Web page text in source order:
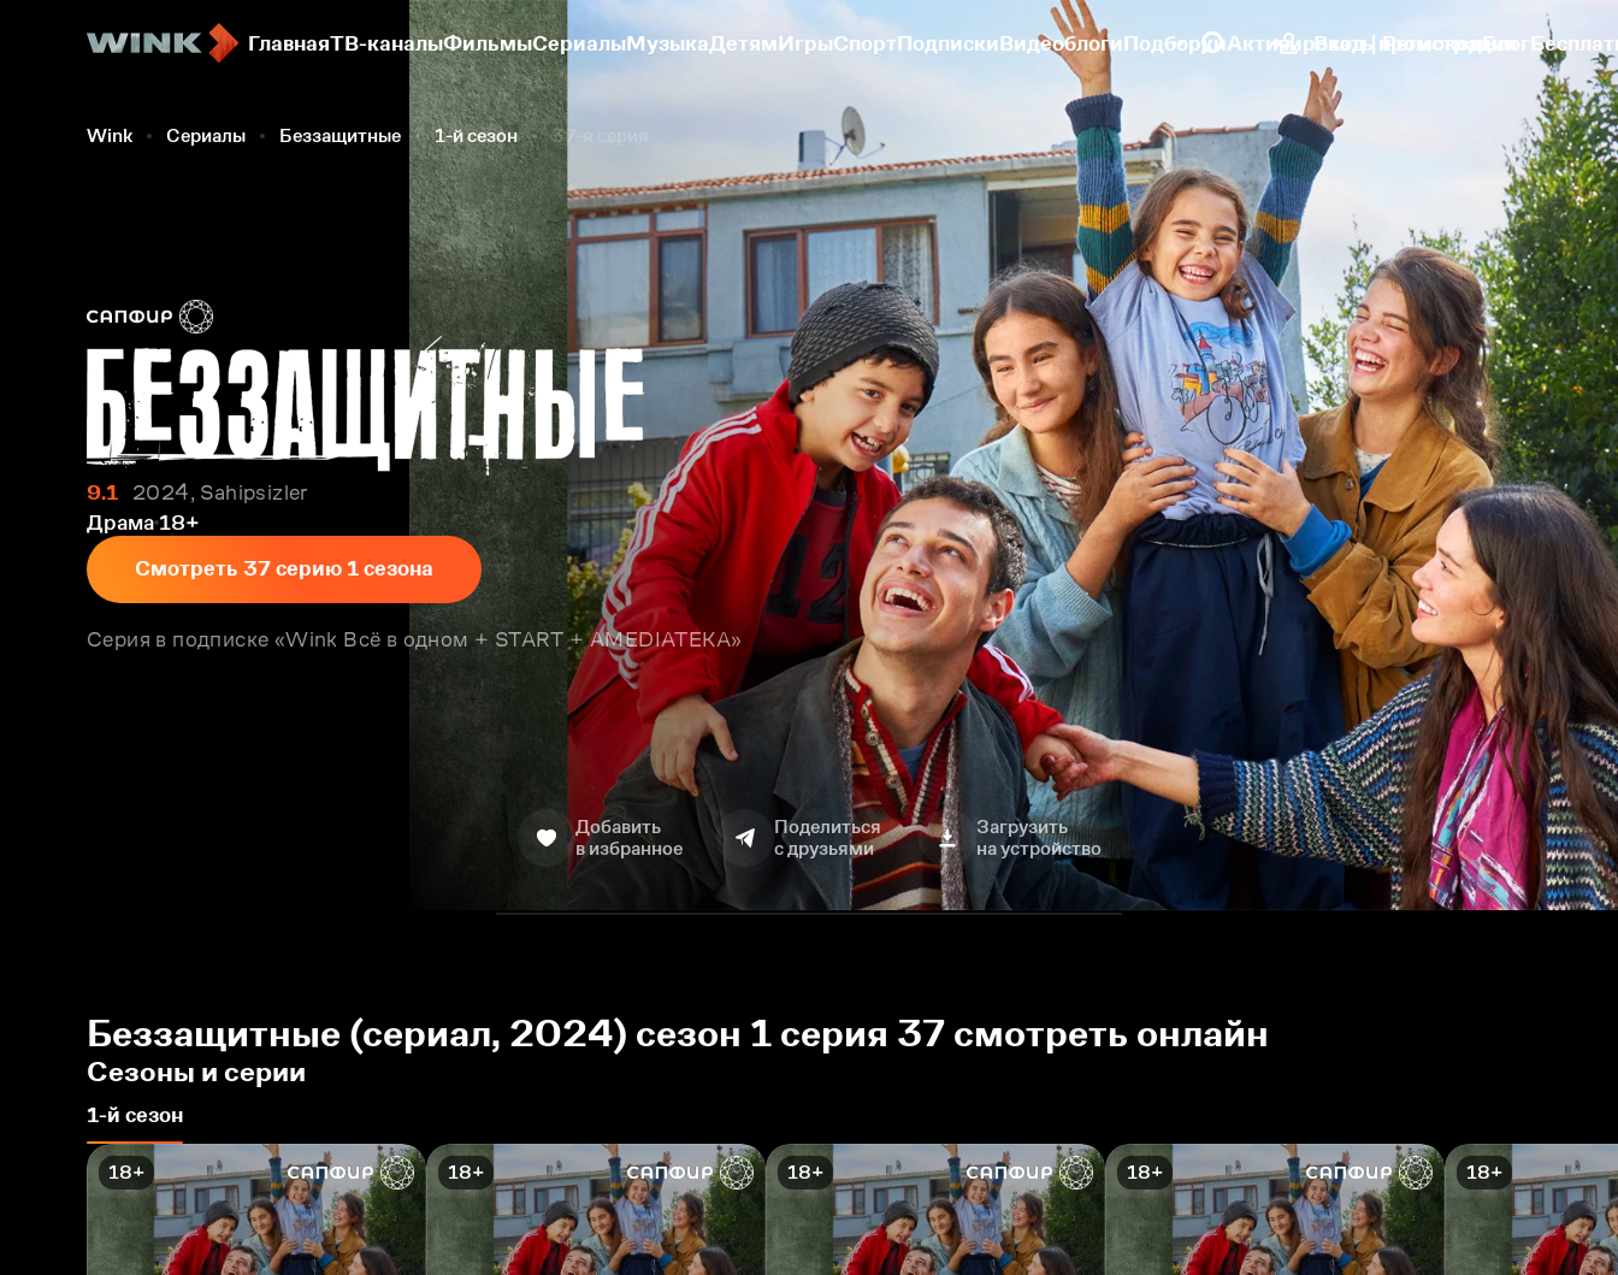
ГлавнаяТВ-каналыФильмыСериалыМузыкаДетямИгрыСпортПодпискиВидеоблогиПодборкиАктивировать промокодБлог
Вход | Регистрация
Wink Сериалы Беззащитные 1-й сезон 37-я серия
9.1
2024, Sahipsizler
Драма 18+
Смотреть 37 серию 1 сезона
Серия в подписке «Wink Всё в одном + START + AMEDIATEKA»
Добавить
в избранное
Поделиться
с друзьями
Загрузить
на устройство
Беззащитные (сериал, 2024) сезон 1 серия 37 смотреть онлайн
Сезоны и серии
1-й сезон
18+ 18+ 18+ 18+ 18+